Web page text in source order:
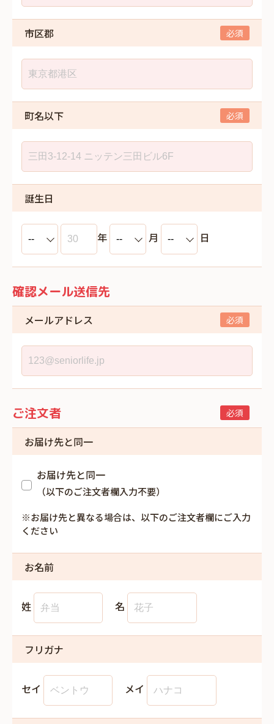
市区郡
町名以下
誕生日
年 月 日
確認メール送信先
メールアドレス
ご注文者
お届け先と同一
お届け先と同一
（以下のご注文者欄入力不要）
※お届け先と異なる場合は、以下のご注文者欄にご入力
ください
お名前
姓 名
フリガナ
セイ メイ